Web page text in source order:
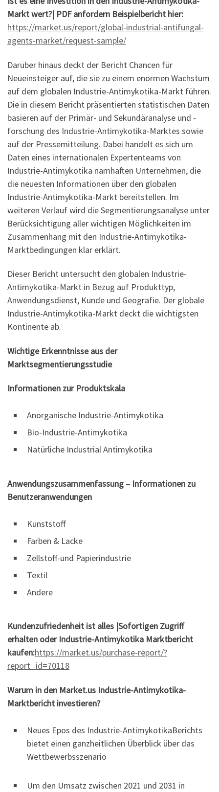
Markt wert?| PDF anfordern Beispielbericht hier:
https://market.us/report/global-industrial-antifungal-
agents-market/request-sample/
Darüber hinaus deckt der Bericht Chancen für
Neueinsteiger auf, die sie zu einem enormen Wachstum
auf dem globalen Industrie-Antimykotika-Markt führen.
Die in diesem Bericht präsentierten statistischen Daten
basieren auf der Primär- und Sekundäranalyse und -
forschung des Industrie-Antimykotika-Marktes sowie
auf der Pressemitteilung. Dabei handelt es sich um
Daten eines internationalen Expertenteams von
Industrie-Antimykotika namhaften Unternehmen, die
die neuesten Informationen über den globalen
Industrie-Antimykotika-Markt bereitstellen. Im
weiteren Verlauf wird die Segmentierungsanalyse unter
Berücksichtigung aller wichtigen Möglichkeiten im
Zusammenhang mit den Industrie-Antimykotika-
Marktbedingungen klar erklärt.
Dieser Bericht untersucht den globalen Industrie-
Antimykotika-Markt in Bezug auf Produkttyp,
Anwendungsdienst, Kunde und Geografie. Der globale
Industrie-Antimykotika-Markt deckt die wichtigsten
Kontinente ab.
Wichtige Erkenntnisse aus der
Marktsegmentierungsstudie
Informationen zur Produktskala
Anorganische Industrie-Antimykotika
Bio-Industrie-Antimykotika
Natürliche Industrial Antimykotika
Anwendungszusammenfassung – Informationen zu
Benutzeranwendungen
Kunststoff
Farben & Lacke
Zellstoff-und Papierindustrie
Textil
Andere
Kundenzufriedenheit ist alles |Sofortigen Zugriff
erhalten oder Industrie-Antimykotika Marktbericht
kaufen:https://market.us/purchase-report/?
report_id=70118
Warum in den Market.us Industrie-Antimykotika-
Marktbericht investieren?
Neues Epos des Industrie-AntimykotikaBerichts
bietet einen ganzheitlichen Überblick über das
Wettbewerbsszenario
Um den Umsatz zwischen 2021 und 2031 in